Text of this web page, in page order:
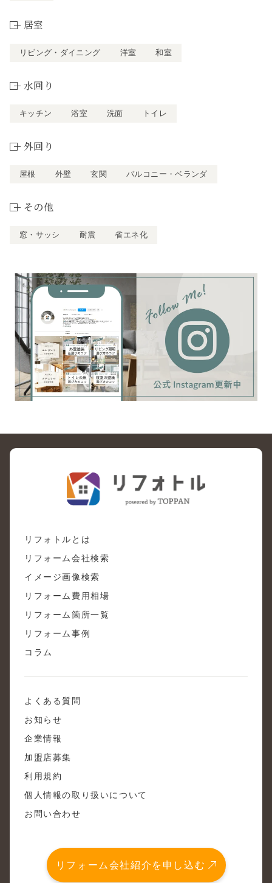
居室
リビング・ダイニング 洋室 和室
水回り
キッチン 浴室 洗面 トイレ
外回り
屋根 外壁 玄関 バルコニー・ベランダ
その他
窓・サッシ 耐震 省エネ化
リフォトルとは
リフォーム会社検索
イメージ画像検索
リフォーム費用相場
リフォーム箇所一覧
リフォーム事例
コラム
よくある質問
お知らせ
企業情報
加盟店募集
利用規約
個人情報の取り扱いについて
お問い合わせ
リフォーム会社紹介を申し込む